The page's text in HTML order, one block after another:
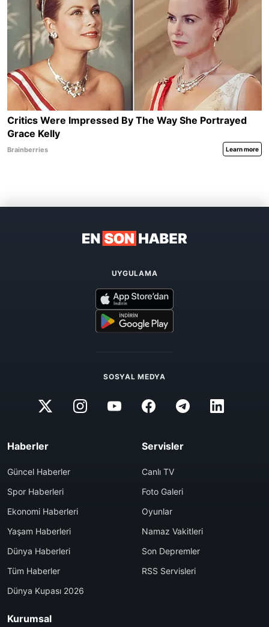
UYGULAMA
SOSYAL MEDYA
Haberler
Güncel Haberler
Spor Haberleri
Ekonomi Haberleri
Yaşam Haberleri
Dünya Haberleri
Tüm Haberler
Dünya Kupası 2026
Servisler
Canlı TV
Foto Galeri
Oyunlar
Namaz Vakitleri
Son Depremler
RSS Servisleri
Kurumsal